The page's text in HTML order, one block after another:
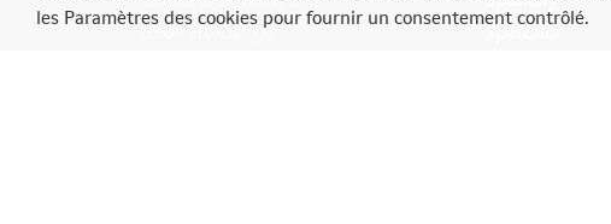
9964 Huldange
SpaItalia
les Paramètres des cookies pour fournir un consentement contrôlé.